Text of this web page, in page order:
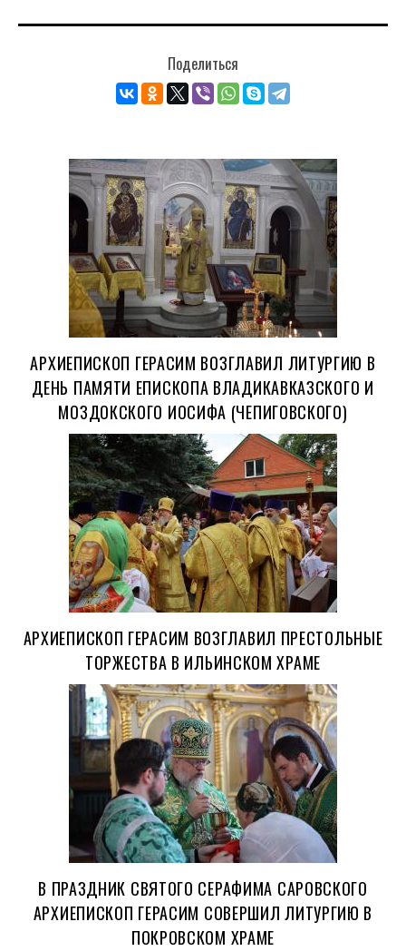
Поделиться
АРХИЕПИСКОП ГЕРАСИМ ВОЗГЛАВИЛ ЛИТУРГИЮ В
ДЕНЬ ПАМЯТИ ЕПИСКОПА ВЛАДИКАВКАЗСКОГО И
МОЗДОКСКОГО ИОСИФА (ЧЕПИГОВСКОГО)
АРХИЕПИСКОП ГЕРАСИМ ВОЗГЛАВИЛ ПРЕСТОЛЬНЫЕ
ТОРЖЕСТВА В ИЛЬИНСКОМ ХРАМЕ
В ПРАЗДНИК СВЯТОГО СЕРАФИМА САРОВСКОГО
АРХИЕПИСКОП ГЕРАСИМ СОВЕРШИЛ ЛИТУРГИЮ В
ПОКРОВСКОМ ХРАМЕ